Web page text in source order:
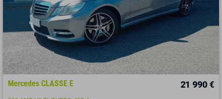
Mercedes CLASSE E 21 990 €